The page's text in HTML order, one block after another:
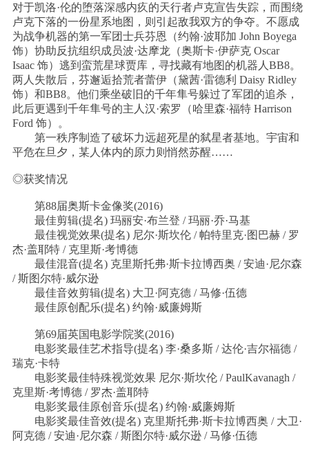
对于凯洛·伦的堕落深感内疚的天行者卢克宣告失踪，而围绕
卢克下落的一份星系地图，则引起敌我双方的争夺。不愿成
为战争机器的第一军团士兵芬恩（约翰·波耶加 John Boyega
饰）协助反抗组织成员波·达摩龙（奥斯卡·伊萨克 Oscar
Isaac 饰）逃到蛮荒星球贾库，寻找藏有地图的机器人BB8。
两人失散后，芬邂逅拾荒者蕾伊（黛茜·雷德利 Daisy Ridley
饰）和BB8。他们乘坐破旧的千年隼号躲过了军团的追杀，
此后更遇到千年隼号的主人汉·索罗（哈里森·福特 Harrison
Ford 饰）。
第一秩序制造了破坏力远超死星的弑星者基地。宇宙和
平危在旦夕，某人体内的原力则悄然苏醒……
◎获奖情况
第88届奥斯卡金像奖(2016)
最佳剪辑(提名) 玛丽安·布兰登 / 玛丽·乔·马基
最佳视觉效果(提名) 尼尔·斯坎伦 / 帕特里克·图巴赫 / 罗
杰·盖耶特 / 克里斯·考博德
最佳混音(提名) 克里斯托弗·斯卡拉博西奥 / 安迪·尼尔森
/ 斯图尔特·威尔逊
最佳音效剪辑(提名) 大卫·阿克德 / 马修·伍德
最佳原创配乐(提名) 约翰·威廉姆斯
第69届英国电影学院奖(2016)
电影奖最佳艺术指导(提名) 李·桑多斯 / 达伦·吉尔福德 /
瑞克·卡特
电影奖最佳特殊视觉效果 尼尔·斯坎伦 / PaulKavanagh /
克里斯·考博德 / 罗杰·盖耶特
电影奖最佳原创音乐(提名) 约翰·威廉姆斯
电影奖最佳音效(提名) 克里斯托弗·斯卡拉博西奥 / 大卫·
阿克德 / 安迪·尼尔森 / 斯图尔特·威尔逊 / 马修·伍德